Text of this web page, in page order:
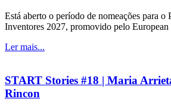
Está aberto o período de nomeações para o
Inventores 2027, promovido pelo
Ler mais...
START Stories #18 | Maria
Rincon